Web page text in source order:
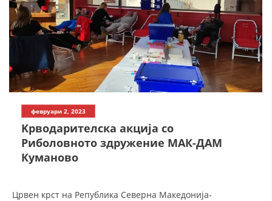
ИСТОРИЈАТ НА ЦКРМ
ИСТОРИЈАТ НА ДВИЖЕЊЕТО
СТРУКТУРА И ОРГАНИЗАЦИОНА ПОСТАВЕНОСТ – ОПШТИНСКА
ОРГАНИЗАЦИЈА КУМАНОВО
февруари 2, 2023
Kрводарителска акција со
Риболовното здружение МАК-ДАМ
Куманово
Црвен крст на Република Северна Македонија-